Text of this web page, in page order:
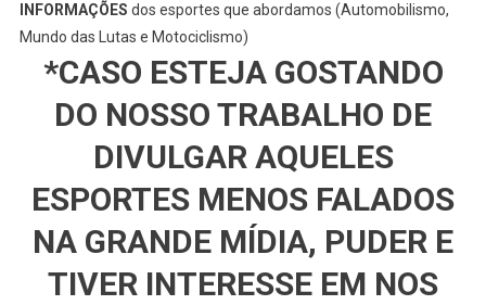
INFORMAÇÕES dos esportes que abordamos (Automobilismo,
Mundo das Lutas e Motociclismo)
*CASO ESTEJA GOSTANDO
DO NOSSO TRABALHO DE
DIVULGAR AQUELES
ESPORTES MENOS FALADOS
NA GRANDE MÍDIA, PUDER E
TIVER INTERESSE EM NOS